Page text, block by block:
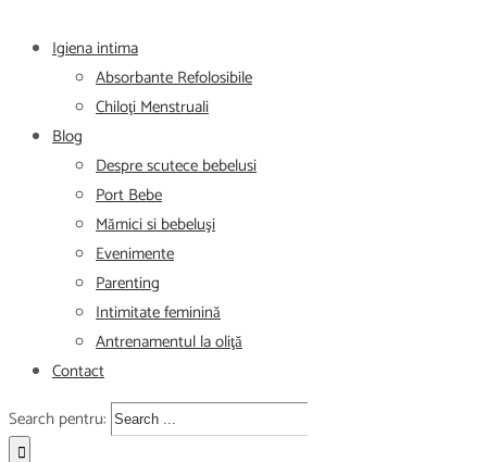
Igiena intima
Absorbante Refolosibile
Chiloţi Menstruali
Blog
Despre scutece bebelusi
Port Bebe
Mămici si bebeluşi
Evenimente
Parenting
Intimitate feminină
Antrenamentul la oliţă
Contact
Search pentru: